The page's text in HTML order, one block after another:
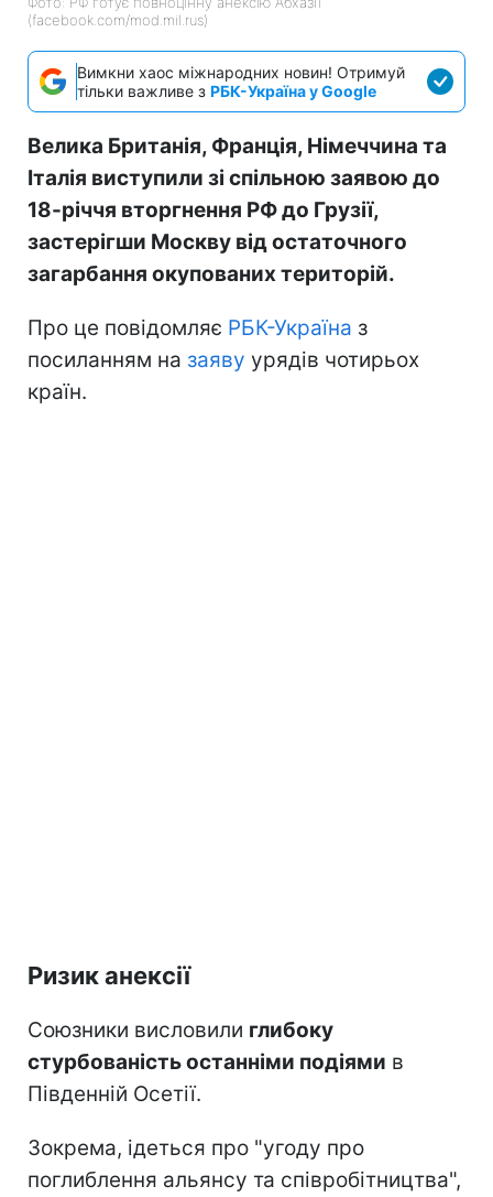
(facebook.com/mod.mil.rus)
Вимкни хаос міжнародних новин! Отримуй
тільки важливе з РБК-Україна у Google
Велика Британія, Франція, Німеччина та
Італія виступили зі спільною заявою до
18-річчя вторгнення РФ до Грузії,
застерігши Москву від остаточного
загарбання окупованих територій.
Про це повідомляє РБК-Україна з
посиланням на заяву урядів чотирьох
країн.
Ризик анексії
Союзники висловили глибоку
стурбованість останніми подіями в
Південній Осетії.
Зокрема, ідеться про "угоду про
поглиблення альянсу та співробітництва",